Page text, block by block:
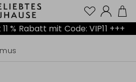
% Rabatt mit Code: VIP11 +++